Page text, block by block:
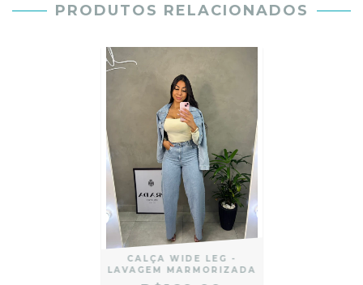
PRODUTOS RELACIONADOS
CALÇA WIDE LEG -
LAVAGEM MARMORIZADA